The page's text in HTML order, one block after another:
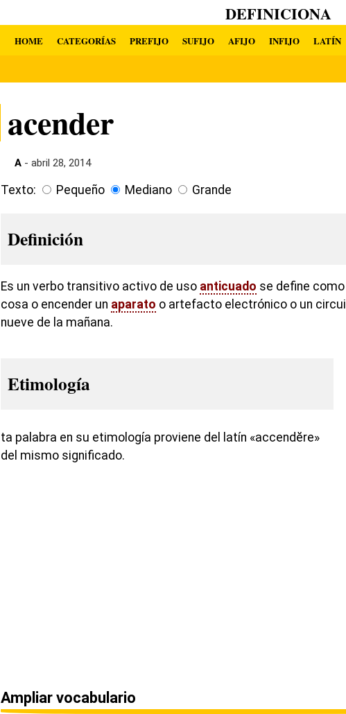
DEFINICIONA
HOME CATEGORÍAS PREFIJO SUFIJO AFIJO INFIJO LATÍN
acender
A - abril 28, 2014
Texto: Pequeño Mediano Grande
Definición
Es un verbo transitivo activo de uso anticuado se define
cosa o encender un aparato o artefacto electrónico o un
nueve de la mañana.
Etimología
ta palabra en su etimología proviene del latín «accendĕre»
del mismo significado.
Ampliar vocabulario